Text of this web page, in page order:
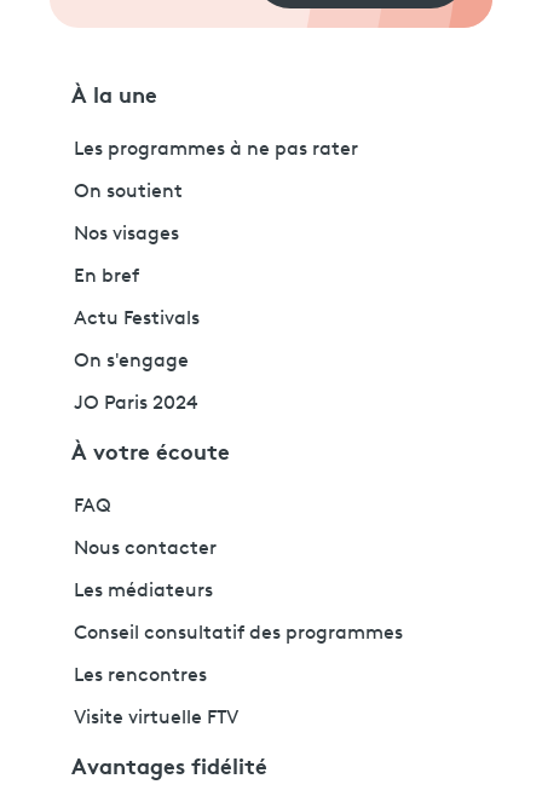
À la une
Les programmes à ne pas rater
On soutient
Nos visages
En bref
Actu Festivals
On s'engage
JO Paris 2024
À votre écoute
FAQ
Nous contacter
Les médiateurs
Conseil consultatif des programmes
Les rencontres
Visite virtuelle FTV
Avantages fidélité